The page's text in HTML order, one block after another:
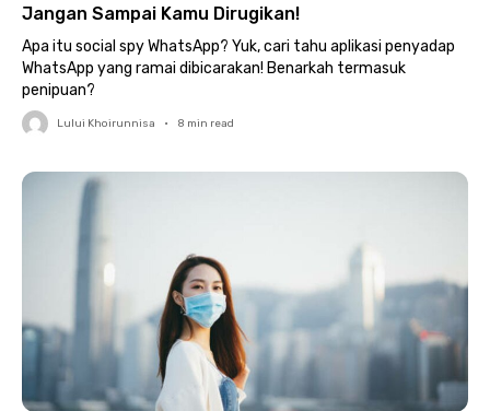
Jangan Sampai Kamu Dirugikan!
Apa itu social spy WhatsApp? Yuk, cari tahu aplikasi penyadap
WhatsApp yang ramai dibicarakan! Benarkah termasuk
penipuan?
Lului Khoirunnisa • 8 min read